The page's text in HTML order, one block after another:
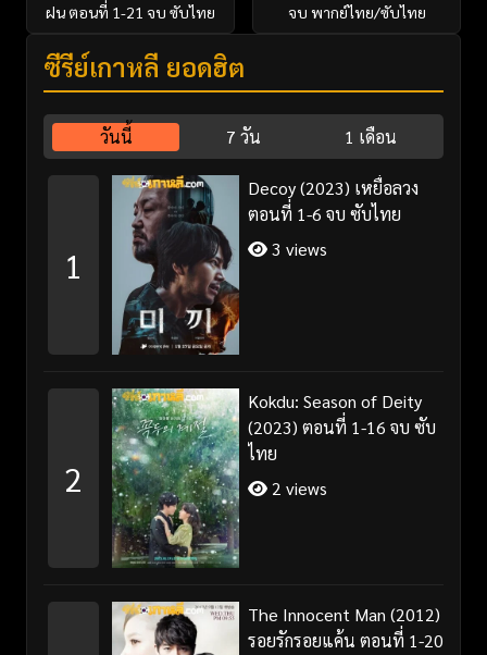
ฝน ตอนที่ 1-21 จบ ซับไทย
จบ พากย์ไทย/ซับไทย
ซีรี่ย์เกาหลี ยอดฮิต
วันนี้ 7 วัน 1 เดือน
1
Decoy (2023) เหยื่อลวง
ตอนที่ 1-6 จบ ซับไทย
3 views
2
Kokdu: Season of Deity
(2023) ตอนที่ 1-16 จบ ซับ
ไทย
2 views
The Innocent Man (2012)
รอยรักรอยแค้น ตอนที่ 1-20